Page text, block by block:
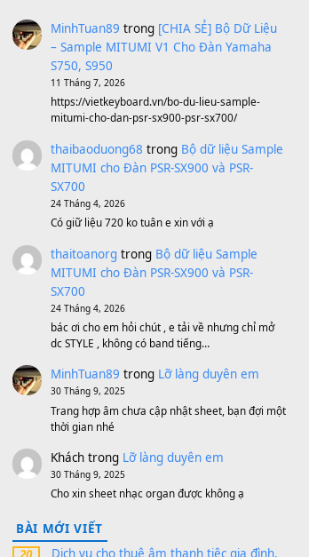
Avenged Sevenfold - Buried Alive (8.109)
Sản phẩm dành cho bạn
BEND 4 CHIỀU MTP-5F MEGABEND
1,600,000₫
Bánh xe Pa600 Pa900
500,000
Cũ
1,200,000₫
MinhTuan89trong [CHIA SẺ] Bộ Dữ Liệu
– Sample MITUMI V1 Cho Đàn Yamaha
S750, S950
11 Tháng 7, 2026
https://vietkeyboard.vn/bo-du-lieu-sample-
mitumi-cho-dan-psr-sx900-psr-sx700/
thaibaoduong68trong Bộ dữ liệu Sample
MITUMI cho Đàn PSR-SX900 và PSR-
SX700
24 Tháng 4, 2026
Có giữ liệu 720 ko tuân e xin với ạ